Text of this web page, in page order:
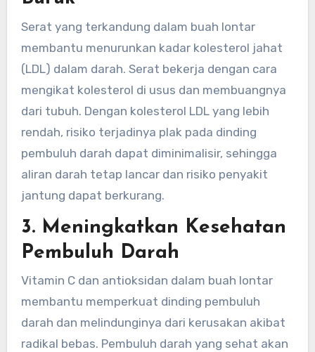
Serat yang terkandung dalam buah lontar
membantu menurunkan kadar kolesterol jahat
(LDL) dalam darah. Serat bekerja dengan cara
mengikat kolesterol di usus dan membuangnya
dari tubuh. Dengan kolesterol LDL yang lebih
rendah, risiko terjadinya plak pada dinding
pembuluh darah dapat diminimalisir, sehingga
aliran darah tetap lancar dan risiko penyakit
jantung dapat berkurang.
3. Meningkatkan Kesehatan
Pembuluh Darah
Vitamin C dan antioksidan dalam buah lontar
membantu memperkuat dinding pembuluh
darah dan melindunginya dari kerusakan akibat
radikal bebas. Pembuluh darah yang sehat akan